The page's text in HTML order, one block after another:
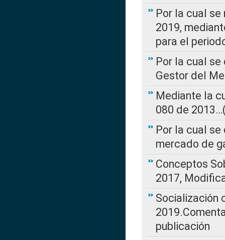
Por la cual se
2019,
para el
Por la cual
Gestor del
Mediante la
080 de
Por la cual
mercado de
Conceptos
2017,
Socialización
publicación